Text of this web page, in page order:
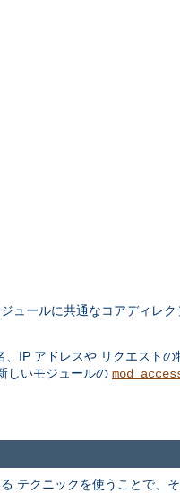
ュールに共通なコアディレ
、IP アドレスや リクエストの
しいモジュールの
テクニックを使うことで、